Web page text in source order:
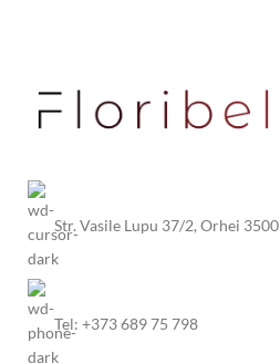
Str. Vasile Lupu 37/2, Orhei 3500
Tel: +373 689 75 798